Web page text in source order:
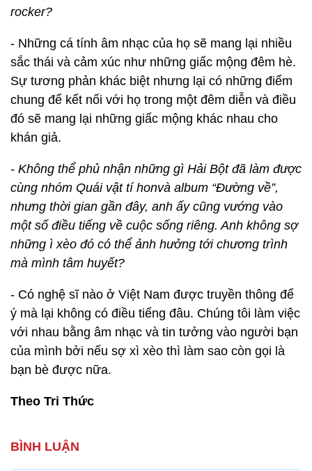
rocker?
- Những cá tính âm nhạc của họ sẽ mang lại nhiều
sắc thái và cảm xúc như những giấc mộng đêm hè.
Sự tương phản khác biệt nhưng lại có những điểm
chung để kết nối với họ trong một đêm diễn và điều
đó sẽ mang lại những giấc mộng khác nhau cho
khán giả.
- Không thể phủ nhận những gì Hải Bột đã làm được
cùng nhóm Quái vật tí honvà album “Đường về”,
nhưng thời gian gần đây, anh ấy cũng vướng vào
một số điều tiếng về cuộc sống riêng. Anh không sợ
những ì xèo đó có thể ảnh hưởng tới chương trình
mà mình tâm huyết?
- Có nghệ sĩ nào ở Việt Nam được truyền thông để
ý mà lại không có điều tiếng đâu. Chúng tôi làm việc
với nhau bằng âm nhạc và tin tưởng vào người bạn
của mình bởi nếu sợ xì xèo thì làm sao còn gọi là
bạn bè được nữa.
Theo Tri Thức